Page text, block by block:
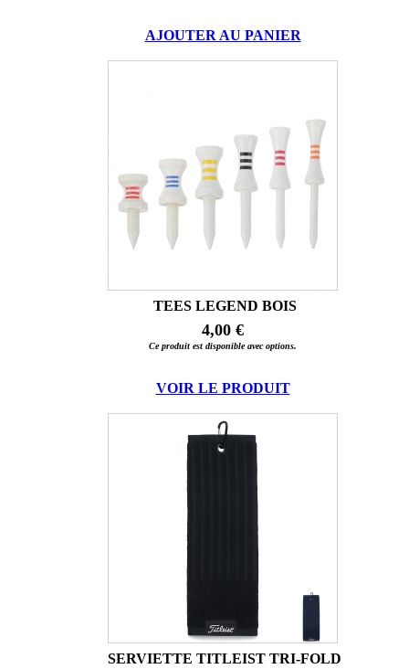
AJOUTER AU PANIER
TEES LEGEND BOIS
4,00 €
Ce produit est disponible avec options.
VOIR LE PRODUIT
SERVIETTE TITLEIST TRI-FOLD